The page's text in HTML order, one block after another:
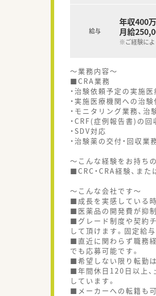
給与
年収400
月給
※ご経験によ
～業務内容～
■CRA業務
・治験依頼予定の実施
・実施医療機関への治験
・モニタリング業務、治
・CRF(症例報告書)の回
・SDV対応
・治験薬の交付・回収業
～こんな経験をお持ち
■CRC・CRA経験、ま
～こんな会社です～
■成長を実感している
■医薬品の開発費が抑
■グレード制度や契約
して頂けます。固定給
■直近に関わらず職務
でも応募可能です。
■希望しない限り転勤
■年間休日120日以上、
しています。
■メーカーへの転籍も可